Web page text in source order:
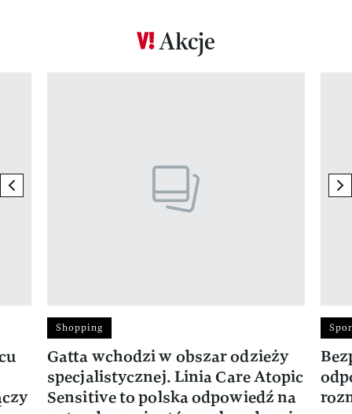
Akcje
previous element
Shopping
Gatta wchodzi w obszar odzieży
specjalistycznej. Linia Care Atopic
Sensitive to polska odpowiedź na